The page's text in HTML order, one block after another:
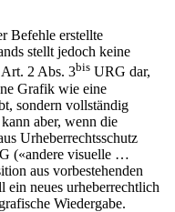
Befehle erstellte
stellt jedoch keine
Art. 2 Abs. 3bis URG dar,
Grafik wie eine
sondern vollständig
aber, wenn die
Urheberrechtsschutz
(«andere visuelle …
aus vorbestehenden
ein neues urheberrechtlich
Wiedergabe.